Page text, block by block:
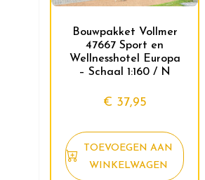
Bouwpakket Vollmer
47667 Sport en
Wellnesshotel Europa
– Schaal 1:160 / N
€ 37,95
TOEVOEGEN AAN
WINKELWAGEN